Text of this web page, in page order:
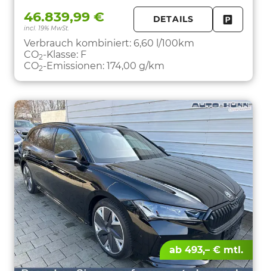
46.839,99 €
incl. 19% MwSt.
DETAILS
Verbrauch kombiniert: 6,60 l/100km
CO2-Klasse: F
CO2-Emissionen: 174,00 g/km
ab 493,– € mtl.